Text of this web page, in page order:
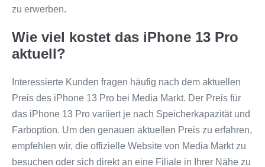
zu erwerben.
Wie viel kostet das iPhone 13 Pro
aktuell?
Interessierte Kunden fragen häufig nach dem aktuellen
Preis des iPhone 13 Pro bei Media Markt. Der Preis für
das iPhone 13 Pro variiert je nach Speicherkapazität und
Farboption. Um den genauen aktuellen Preis zu erfahren,
empfehlen wir, die offizielle Website von Media Markt zu
besuchen oder sich direkt an eine Filiale in Ihrer Nähe zu